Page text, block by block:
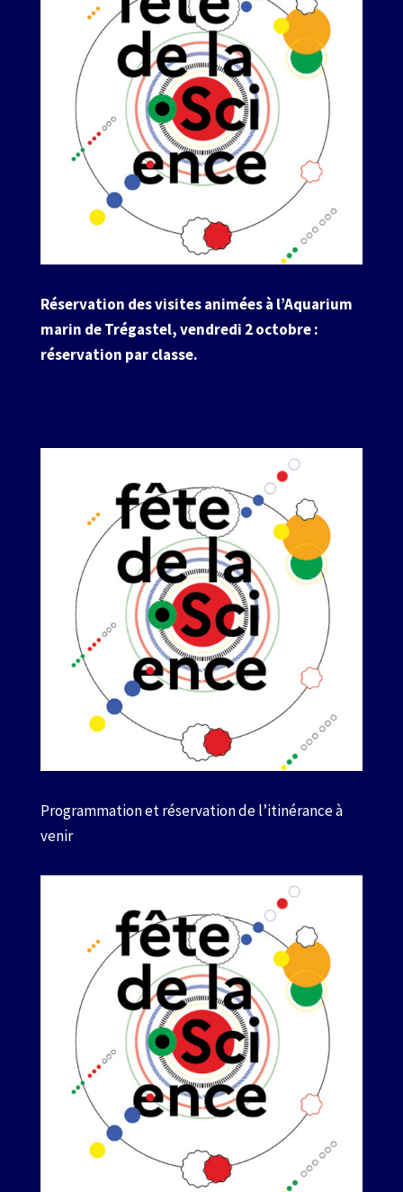
Réservation des visites animées à l’Aquarium
marin de Trégastel, vendredi 2 octobre :
réservation par classe.
Programmation et réservation de l’itinérance à
venir